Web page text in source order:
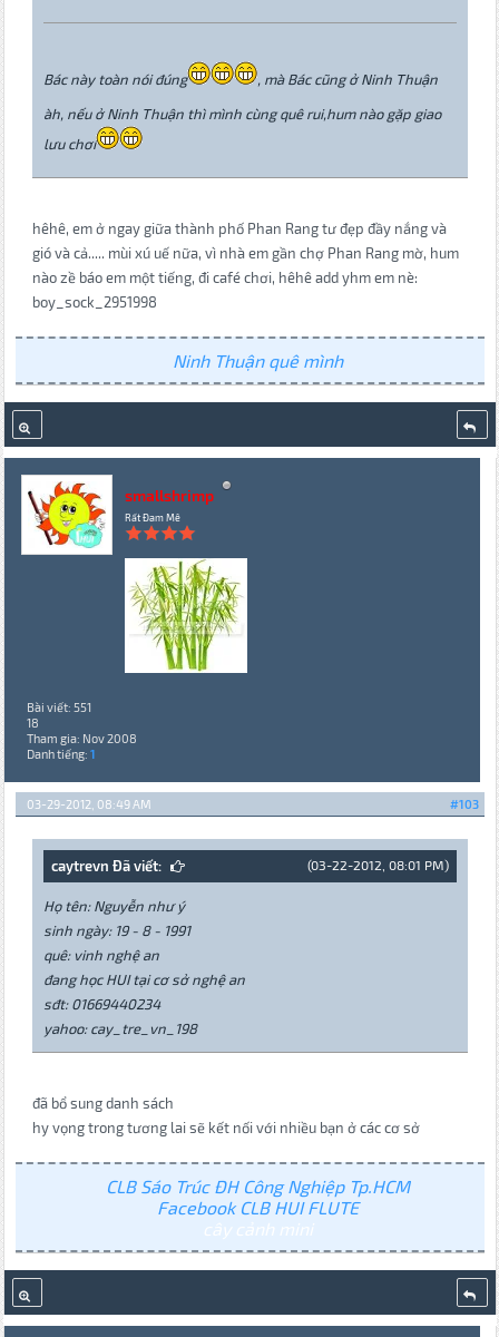
Bác này toàn nói đúng
, mà Bác cũng ở Ninh Thuận
àh, nếu ở Ninh Thuận thì mình cùng quê rui,hum nào gặp giao
lưu chơi
hêhê, em ở ngay giữa thành phố Phan Rang tư đẹp đầy nắng và
gió và cả..... mùi xú uế nữa, vì nhà em gần chợ Phan Rang mờ, hum
nào zề báo em một tiếng, đi café chơi, hêhê add yhm em nè:
boy_sock_2951998
Ninh Thuận quê mình
smallshrimp
Rất Đam Mê
Bài viết: 551
18
Tham gia: Nov 2008
Danh tiếng: 1
#103
03-29-2012, 08:49 AM
(03-22-2012, 08:01 PM)
caytrevn Đã viết:
Họ tên: Nguyễn như ý
sinh ngày: 19 - 8 - 1991
quê: vinh nghệ an
đang học HUI tại cơ sở nghệ an
sđt: 01669440234
yahoo: cay_tre_vn_198
đã bổ sung danh sách
hy vọng trong tương lai sẽ kết nối với nhiều bạn ở các cơ sở
CLB Sáo Trúc ĐH Công Nghiệp Tp.HCM
Facebook CLB HUI FLUTE
cây cảnh mini